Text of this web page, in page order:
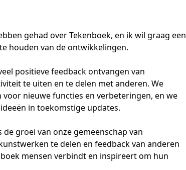
gehad over Tekenboek, en ik wil graag een
houden van de ontwikkelingen.
positieve feedback ontvangen van
te uiten en te delen met anderen. We
nieuwe functies en verbeteringen, en we
in toekomstige updates.
groei van onze gemeenschap van
te delen en feedback van anderen
mensen verbindt en inspireert om hun